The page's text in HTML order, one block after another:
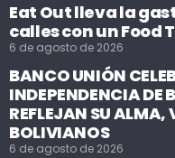
Eat Out lleva la
calles con un
6 de agosto de 2026
BANCO UNIÓN
INDEPENDENCIA DE
REFLEJAN SU
BOLIVIANOS
6 de agosto de 2026